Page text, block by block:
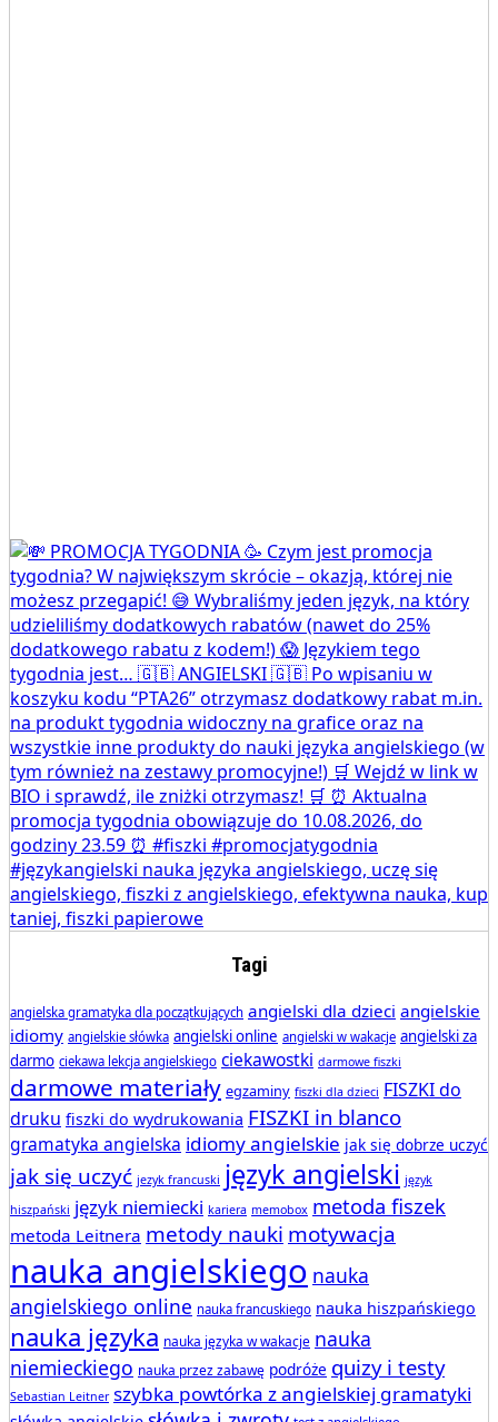
Tagi
angielska gramatyka dla początkujących angielski dla dzieci angielskie
idiomy angielskie słówka angielski online angielski w wakacje angielski za
darmo ciekawa lekcja angielskiego ciekawostki darmowe fiszki
darmowe materiały egzaminy fiszki dla dzieci FISZKI do
druku fiszki do wydrukowania FISZKI in blanco
gramatyka angielska idiomy angielskie jak się dobrze uczyć
jak się uczyć jezyk francuski język angielski język
hiszpański język niemiecki kariera memobox metoda fiszek
metoda Leitnera metody nauki motywacja
nauka angielskiego nauka
angielskiego online nauka francuskiego nauka hiszpańskiego
nauka języka nauka języka w wakacje nauka
niemieckiego nauka przez zabawę podróże quizy i testy
Sebastian Leitner szybka powtórka z angielskiej gramatyki